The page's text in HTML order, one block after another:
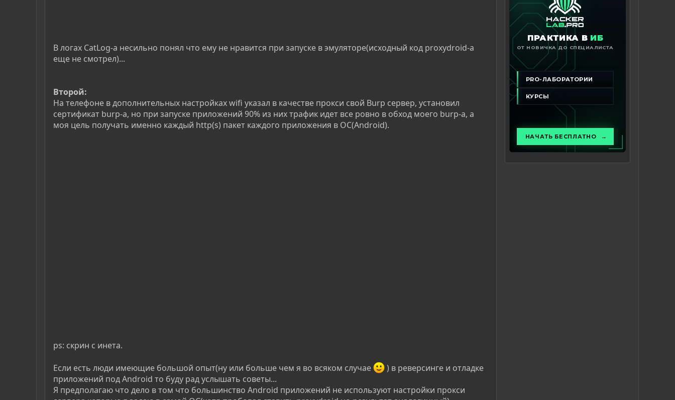
В логах CatLog-а несильно понял что ему не нравится при запуске в эмуляторе(исходный код proxydroid-a
еще не смотрел)...
Второй:
На телефоне в дополнительных настройках wifi указал в качестве прокси свой Burp сервер, установил
сертификат burp-а, но при запуске приложений 90% из них трафик идет все ровно в обход моего burp-a, а
моя цель получать именно каждый http(s) пакет каждого приложения в ОС(Android).
ps: скрин с инета.
Если есть люди имеющие большой опыт(ну или больше чем я во всяком случае
) в реверсинге и отладке
приложений под Android то буду рад услышать советы...
Я предполагаю что дело в том что большинство Android приложений не используют настройки прокси